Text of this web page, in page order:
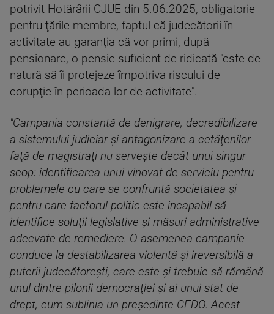
potrivit Hotărârii CJUE din 5.06.2025, obligatorie
pentru ţările membre, faptul că judecătorii în
activitate au garanţia că vor primi, după
pensionare, o pensie suficient de ridicată "este de
natură să îi protejeze împotriva riscului de
corupţie în perioada lor de activitate".
"Campania constantă de denigrare, decredibilizare
a sistemului judiciar şi antagonizare a cetăţenilor
faţă de magistraţi nu serveşte decât unui singur
scop: identificarea unui vinovat de serviciu pentru
problemele cu care se confruntă societatea şi
pentru care factorul politic este incapabil să
identifice soluţii legislative şi măsuri administrative
adecvate de remediere. O asemenea campanie
conduce la destabilizarea violentă şi ireversibilă a
puterii judecătoreşti, care este şi trebuie să rămână
unul dintre pilonii democraţiei şi ai unui stat de
drept, cum sublinia un preşedinte CEDO. Acest